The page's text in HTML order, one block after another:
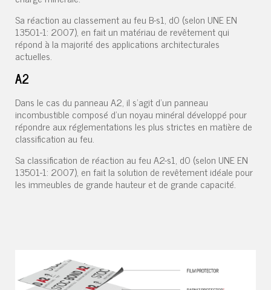
Sa réaction au classement au feu B-s1, d0 (selon UNE EN
13501-1: 2007), en fait un matériau de revêtement qui
répond à la majorité des applications architecturales
actuelles.
A2
Dans le cas du panneau A2, il s'agit d'un panneau
incombustible composé d'un noyau minéral développé pour
répondre aux réglementations les plus strictes en matière de
classification au feu.
Sa classification de réaction au feu A2-s1, d0 (selon UNE EN
13501-1: 2007), en fait la solution de revêtement idéale pour
les immeubles de grande hauteur et de grande capacité.